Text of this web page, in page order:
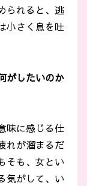
られると、逃
小さく息を吐
がしたいのか
味に感じる仕
れが溜まるだ
そも、女とい
気がして、い